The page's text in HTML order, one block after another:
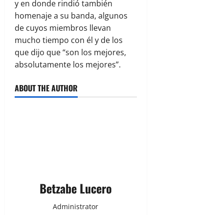
y en donde rindió también
homenaje a su banda, algunos
de cuyos miembros llevan
mucho tiempo con él y de los
que dijo que “son los mejores,
absolutamente los mejores”.
ABOUT THE AUTHOR
Betzabe Lucero
Administrator